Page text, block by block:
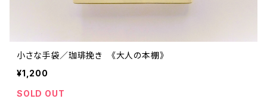
小さな手袋／珈琲挽き 《大人の本棚》
¥1,200
SOLD OUT